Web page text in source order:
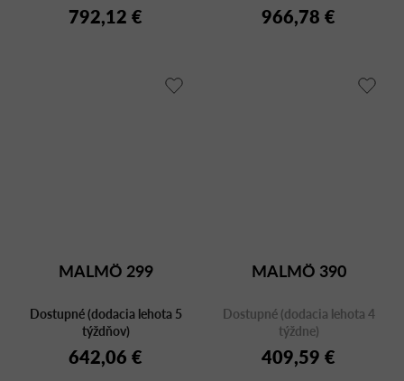
792,12 € 966,78 €
MALMÖ 299
Dostupné (dodacia lehota 5
týždňov)
642,06 €
MALMÖ 390
Dostupné (dodacia lehota 4
týždne)
409,59 €